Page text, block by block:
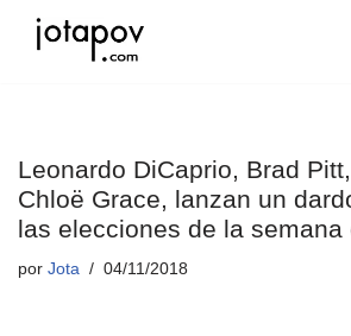
Leonardo DiCaprio, Brad
Chloë Grace, lanzan un
las elecciones de la semana
por Jota 04/11/2018